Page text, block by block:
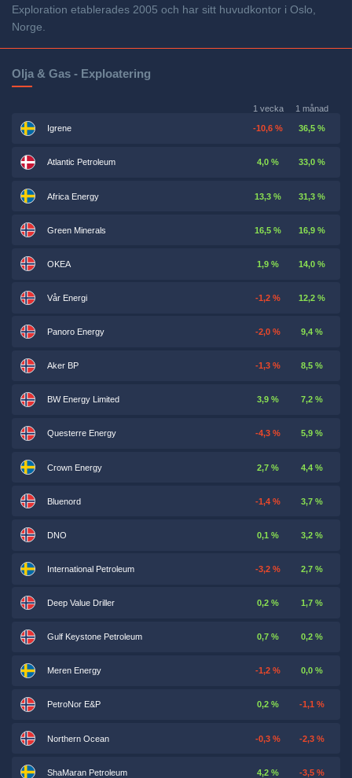
Exploration etablerades 2005 och har sitt huvudkontor i Oslo,
Norge.
Olja & Gas - Exploatering
1 vecka 1 månad
Igrene -10,6 % 36,5 %
Atlantic Petroleum 4,0 % 33,0 %
Africa Energy 13,3 % 31,3 %
Green Minerals 16,5 % 16,9 %
OKEA 1,9 % 14,0 %
Vår Energi -1,2 % 12,2 %
Panoro Energy -2,0 % 9,4 %
Aker BP -1,3 % 8,5 %
BW Energy Limited 3,9 % 7,2 %
Questerre Energy -4,3 % 5,9 %
Crown Energy 2,7 % 4,4 %
Bluenord -1,4 % 3,7 %
DNO 0,1 % 3,2 %
International Petroleum -3,2 % 2,7 %
Deep Value Driller 0,2 % 1,7 %
Gulf Keystone Petroleum 0,7 % 0,2 %
Meren Energy -1,2 % 0,0 %
PetroNor E&P 0,2 % -1,1 %
Northern Ocean -0,3 % -2,3 %
ShaMaran Petroleum 4,2 % -3,5 %